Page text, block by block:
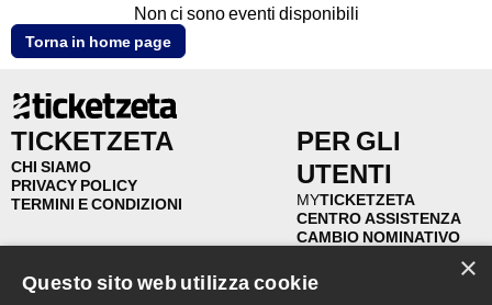
Non ci sono eventi disponibili
Torna in home page
TICKETZETA
CHI SIAMO
PRIVACY POLICY
TERMINI E CONDIZIONI
PER GLI
UTENTI
MYTICKETZETA
CENTRO ASSISTENZA
CAMBIO NOMINATIVO
RIMBORSI
FAQ
×
Questo sito web utilizza cookie